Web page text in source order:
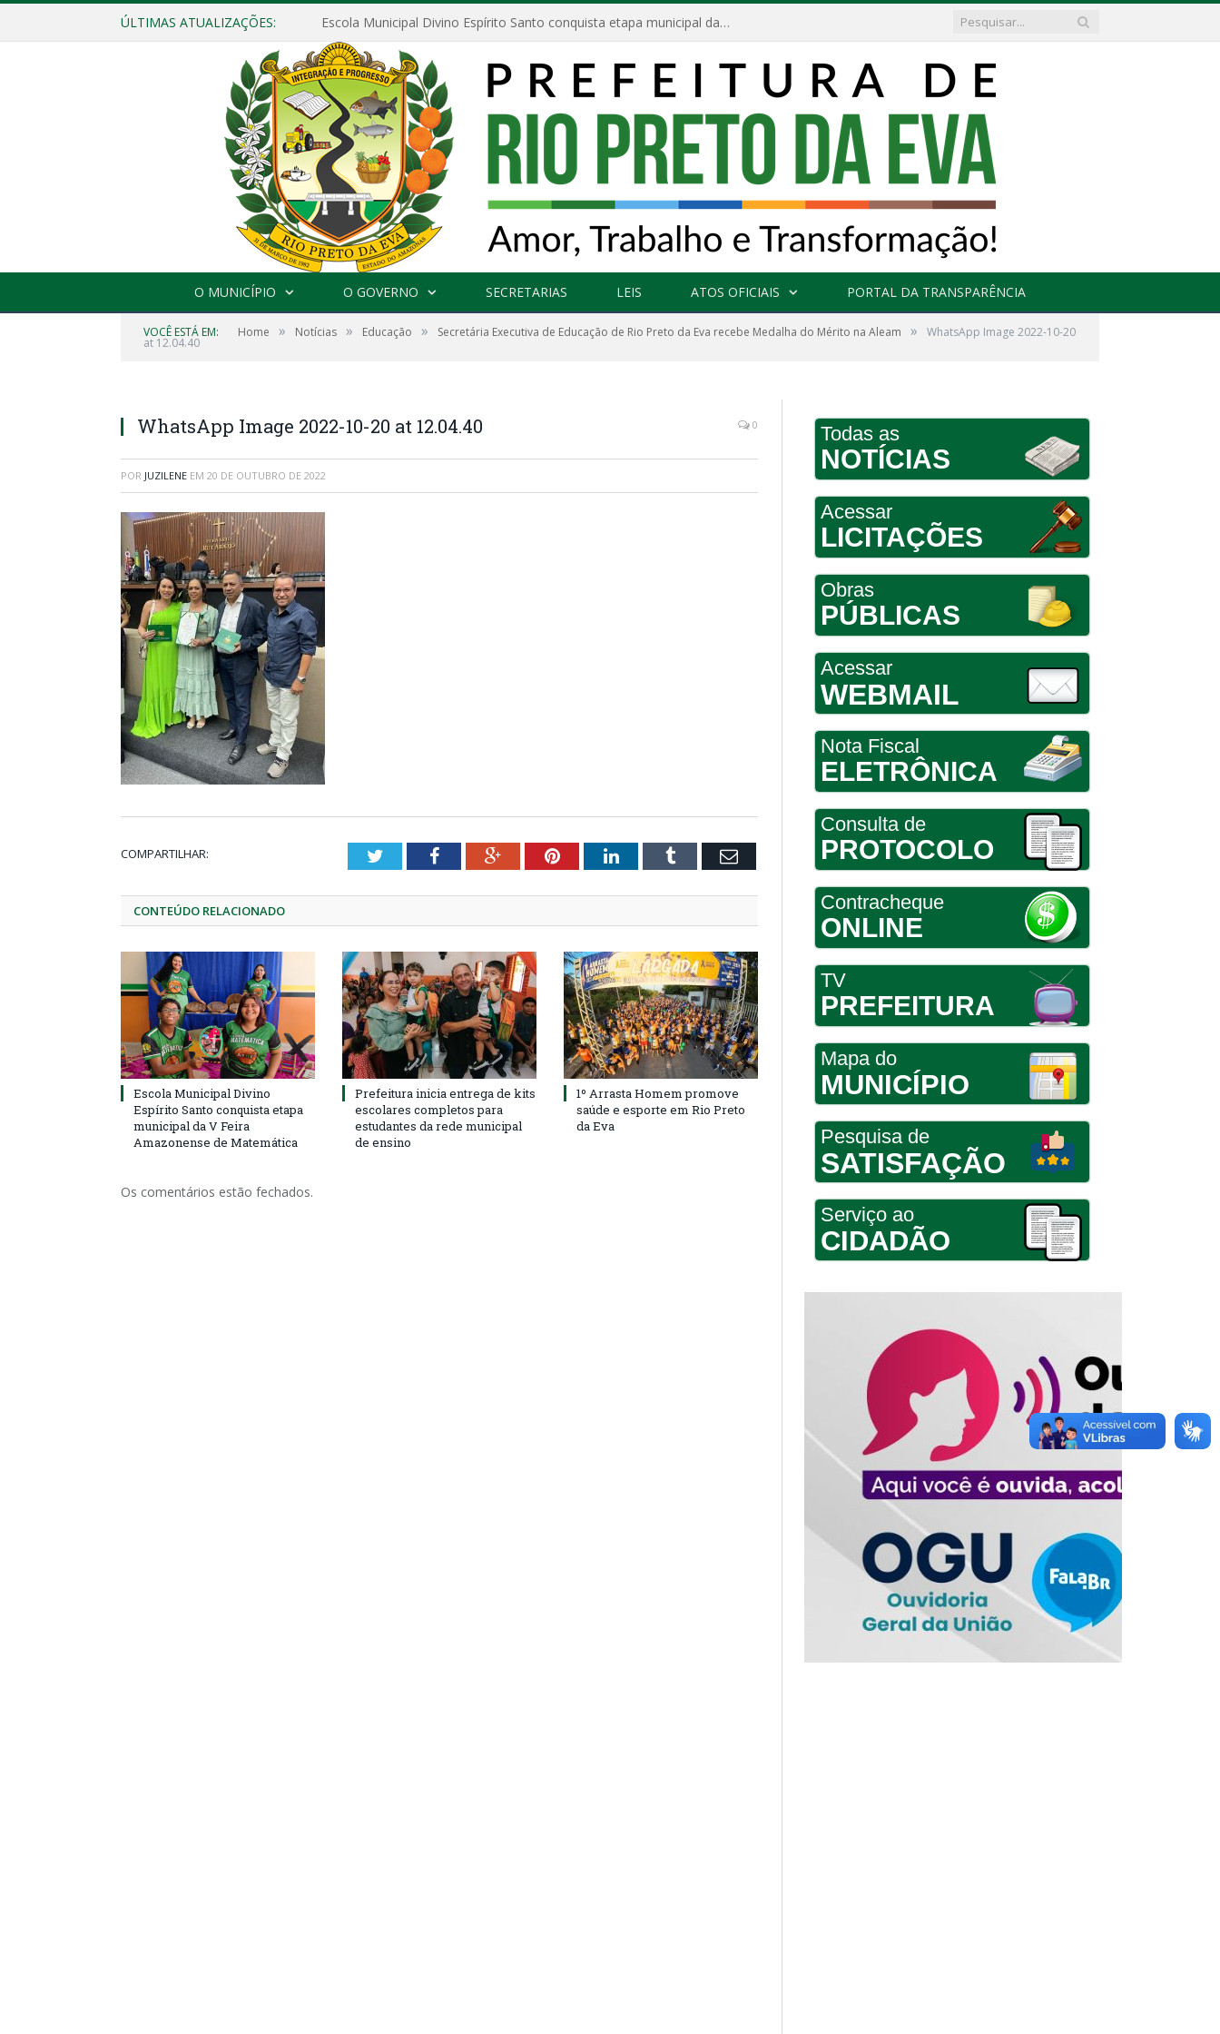
ÚLTIMAS ATUALIZAÇÕES: Escola Municipal Divino Espírito Santo conquista etapa municipal da V Feira Amazonense de Matemática
O MUNICÍPIO O GOVERNO SECRETARIAS LEIS ATOS OFICIAIS PORTAL DA TRANSPARÊNCIA
VOCÊ ESTÁ EM: Home » Notícias » Educação » Secretária Executiva de Educação de Rio Preto da Eva recebe Medalha do Mérito na Aleam » WhatsApp Image 2022-10-20
at 12.04.40
WhatsApp Image 2022-10-20 at 12.04.40 0
POR JUZILENE EM 20 DE OUTUBRO DE 2022
COMPARTILHAR: TwitterFacebookGoogle+PinterestLinkedInTumblr Email
CONTEÚDO RELACIONADO
Escola Municipal Divino
Espírito Santo conquista etapa
municipal da V Feira
Amazonense de Matemática
Prefeitura inicia entrega de kits
escolares completos para
estudantes da rede municipal
de ensino
1º Arrasta Homem promove
saúde e esporte em Rio Preto
da Eva
Os comentários estão fechados.
Todas as
NOTÍCIAS
Acessar
LICITAÇÕES
Obras
PÚBLICAS
Acessar
WEBMAIL
Nota Fiscal
ELETRÔNICA
Consulta de
PROTOCOLO
Contracheque
ONLINE
TV
PREFEITURA
Mapa do
MUNICÍPIO
Pesquisa de
SATISFAÇÃO
Serviço ao
CIDADÃO